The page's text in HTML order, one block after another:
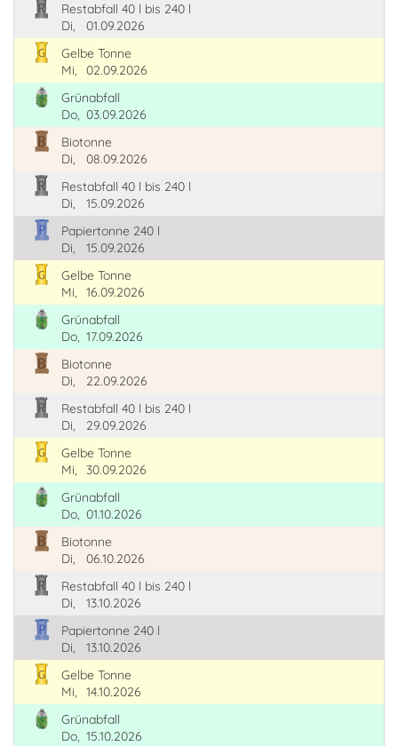
Restabfall 40 l bis 240 l
Di,
01.09.2026
Gelbe Tonne
Mi,
02.09.2026
Grünabfall
Do, 03.09.2026
Biotonne
Di,
08.09.2026
Restabfall 40 l bis 240 l
Di,
15.09.2026
Papiertonne 240 l
Di,
15.09.2026
Gelbe Tonne
Mi,
16.09.2026
Grünabfall
Do, 17.09.2026
Biotonne
Di,
22.09.2026
Restabfall 40 l bis 240 l
Di,
29.09.2026
Gelbe Tonne
Mi,
30.09.2026
Grünabfall
Do, 01.10.2026
Biotonne
Di,
06.10.2026
Restabfall 40 l bis 240 l
Di,
13.10.2026
Papiertonne 240 l
Di,
13.10.2026
Gelbe Tonne
Mi,
14.10.2026
Grünabfall
Do, 15.10.2026